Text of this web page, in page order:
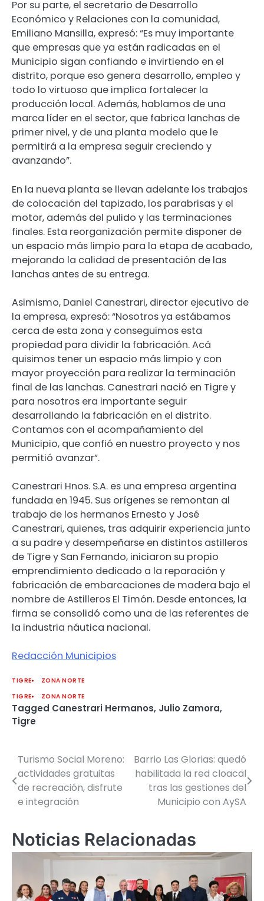
Por su parte, el secretario de Desarrollo
Económico y Relaciones con la comunidad,
Emiliano Mansilla, expresó: “Es muy importante
que empresas que ya están radicadas en el
Municipio sigan confiando e invirtiendo en el
distrito, porque eso genera desarrollo, empleo y
todo lo virtuoso que implica fortalecer la
producción local. Además, hablamos de una
marca líder en el sector, que fabrica lanchas de
primer nivel, y de una planta modelo que le
permitirá a la empresa seguir creciendo y
avanzando”.
En la nueva planta se llevan adelante los trabajos
de colocación del tapizado, los parabrisas y el
motor, además del pulido y las terminaciones
finales. Esta reorganización permite disponer de
un espacio más limpio para la etapa de acabado,
mejorando la calidad de presentación de las
lanchas antes de su entrega.
Asimismo, Daniel Canestrari, director ejecutivo de
la empresa, expresó: “Nosotros ya estábamos
cerca de esta zona y conseguimos esta
propiedad para dividir la fabricación. Acá
quisimos tener un espacio más limpio y con
mayor proyección para realizar la terminación
final de las lanchas. Canestrari nació en Tigre y
para nosotros era importante seguir
desarrollando la fabricación en el distrito.
Contamos con el acompañamiento del
Municipio, que confió en nuestro proyecto y nos
permitió avanzar”.
Canestrari Hnos. S.A. es una empresa argentina
fundada en 1945. Sus orígenes se remontan al
trabajo de los hermanos Ernesto y José
Canestrari, quienes, tras adquirir experiencia junto
a su padre y desempeñarse en distintos astilleros
de Tigre y San Fernando, iniciaron su propio
emprendimiento dedicado a la reparación y
fabricación de embarcaciones de madera bajo el
nombre de Astilleros El Timón. Desde entonces, la
firma se consolidó como una de las referentes de
la industria náutica nacional.
Redacción Municipios
TIGRE
ZONA NORTE
TIGRE
ZONA NORTE
Tagged Canestrari Hermanos, Julio Zamora,
Tigre
Navegación
de
entradas
Turismo Social Moreno:
actividades gratuitas
de recreación, disfrute
e integración
Barrio Las Glorias: quedó
habilitada la red cloacal
tras las gestiones del
Municipio con AySA
Noticias Relacionadas